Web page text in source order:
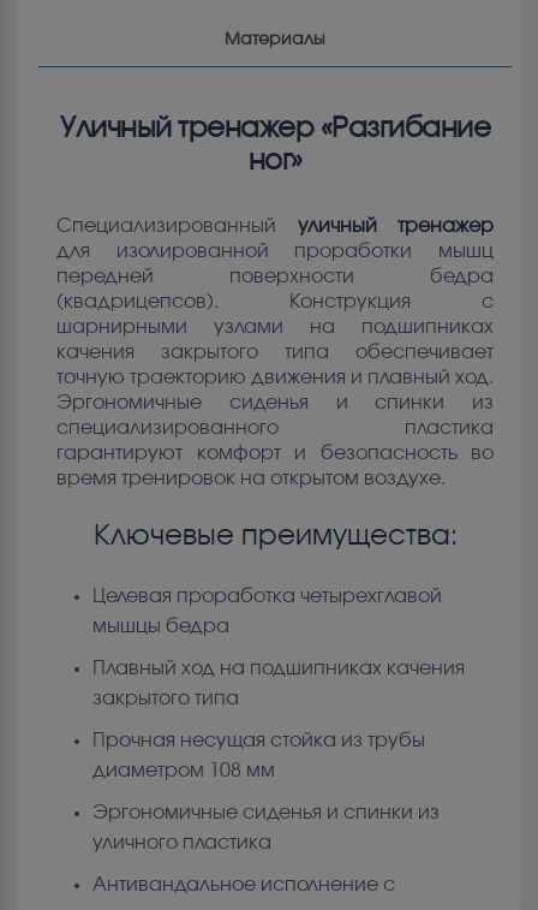
Материалы
Уличный тренажер «Разгибание
ног»
Специализированный уличный тренажер
для изолированной проработки мышц
передней поверхности бедра
(квадрицепсов). Конструкция с
шарнирными узлами на подшипниках
качения закрытого типа обеспечивает
точную траекторию движения и плавный ход.
Эргономичные сиденья и спинки из
специализированного пластика
гарантируют комфорт и безопасность во
время тренировок на открытом воздухе.
Ключевые преимущества:
Целевая проработка четырехглавой
мышцы бедра
Плавный ход на подшипниках качения
закрытого типа
Прочная несущая стойка из трубы
диаметром 108 мм
Эргономичные сиденья и спинки из
уличного пластика
Антивандальное исполнение с